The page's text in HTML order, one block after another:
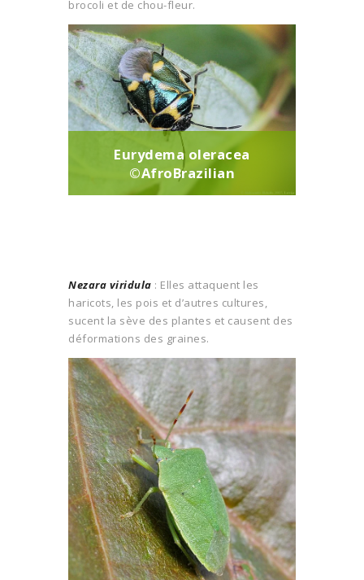
brocoli et de chou-fleur.
Eurydema oleracea
©AfroBrazilian
Nezara viridula : Elles attaquent les
haricots, les pois et d’autres cultures,
sucent la sève des plantes et causent des
déformations des graines.